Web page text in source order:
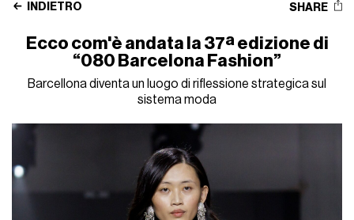
INDIETRO SHARE
Ecco com'è andata la 37ª edizione di
“080 Barcelona Fashion”
Barcellona diventa un luogo di riflessione strategica sul
sistema moda